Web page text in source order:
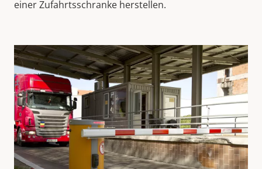
einer Zufahrtsschranke herstellen.